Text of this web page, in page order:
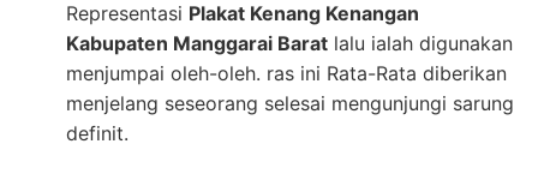
Representasi Plakat Kenang Kenangan
Kabupaten Manggarai Barat lalu ialah digunakan
menjumpai oleh-oleh. ras ini Rata-Rata diberikan
menjelang seseorang selesai mengunjungi sarung
definit.